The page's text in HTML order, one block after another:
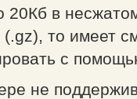
20Кб в
то имеет
с
не